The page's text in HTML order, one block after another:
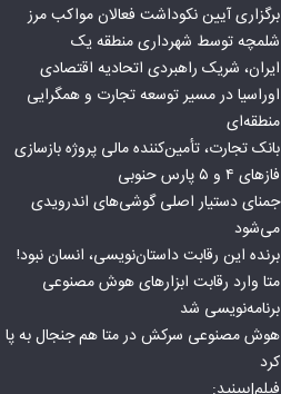
برگزاری آیین نکوداشت فعالان مواکب مرز
شلمچه توسط شهرداری منطقه یک
ایران، شریک راهبردی اتحادیه اقتصادی
اوراسیا در مسیر توسعه تجارت و همگرایی
منطقه‌ای
بانک تجارت، تأمین‌کننده مالی پروژه بازسازی
فازهای ۴ و ۵ پارس حنوبی
جمنای دستیار اصلی گوشی‌های اندرویدی
می‌شود
برنده این رقابت داستان‌نویسی، انسان نبود!
متا وارد رقابت ابزارهای هوش مصنوعی
برنامه‌نویسی شد
هوش مصنوعی سرکش در متا هم جنجال به پا
کرد